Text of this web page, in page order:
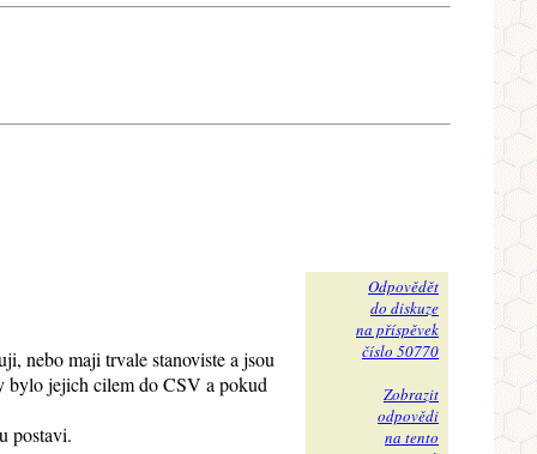
nebo maji trvale stanoviste a jsou
bylo jejich cilem do CSV a pokud
postavi.
Odpovědět
do diskuze
na příspěvek
číslo 50770
Zobrazit
odpovědi
na tento